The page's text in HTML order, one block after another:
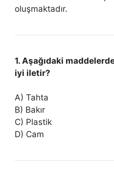
oluşmaktadır.
1. Aşağıdaki
iyi iletir?
A) Tahta
B) Bakır
C) Plastik
D) Cam